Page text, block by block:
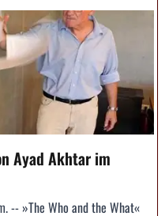
Ayad Akhtar im
-- »The Who and the What«